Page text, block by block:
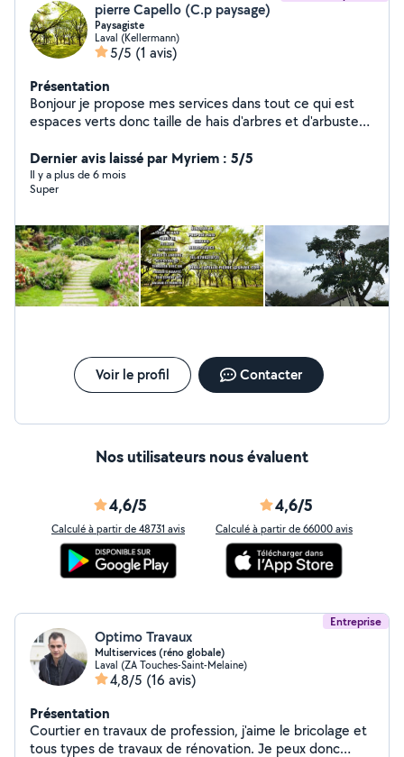
pierre Capello (C.p paysage)
Paysagiste
Laval (Kellermann)
5/5 (1 avis)
Présentation
Bonjour je propose mes services dans tout ce qui est
espaces verts donc taille de hais d'arbres et d'arbustes
désherbage et aussi tout ce qui est entretien dans le
bâtiment traitement de toiture façades pignon muret
dallage avec un produit adapté à vos besoins et tous
Dernier avis laissé par Myriem : 5/5
Il y a plus de 6 mois
Super
Voir le profil Contacter
Nos utilisateurs nous évaluent
4,6/5
Calculé à partir de 48731 avis
4,6/5
Calculé à partir de 66000 avis
Entreprise
Optimo Travaux
Multiservices (réno globale)
Laval (ZA Touches-Saint-Melaine)
4,8/5 (16 avis)
Présentation
Courtier en travaux de profession, j'aime le bricolage et
tous types de travaux de rénovation. Je peux donc